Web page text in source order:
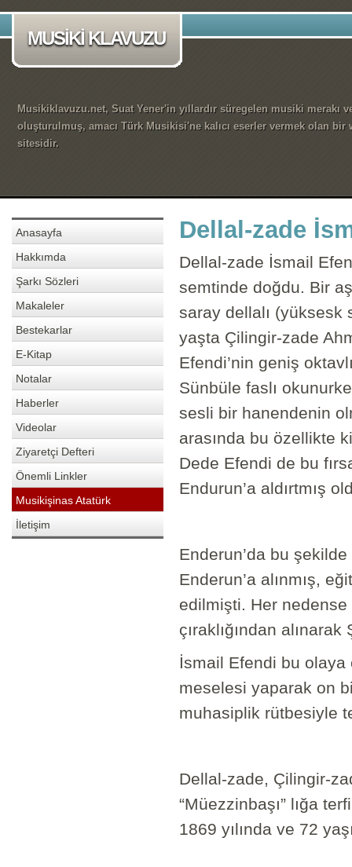
MUSİKİ KLAVUZU
Musikiklavuzu.net, Suat Yener'in yıllardır süregelen musiki merakı
oluşturulmuş, amacı Türk Musikisi'ne kalıcı eserler vermek olan bir
sitesidir.
Anasayfa
Hakkımda
Şarkı Sözleri
Makaleler
Bestekarlar
E-Kitap
Notalar
Haberler
Videolar
Ziyaretçi Defteri
Önemli Linkler
Musikişinas Atatürk
İletişim
Dellal-zade
Dellal-zade İsmail
semtinde doğdu. Bir
saray dellalı (yüksesk
yaşta Çilingir-zade
Efendi’nin geniş
Sünbüle faslı
sesli bir hanendenin
arasında bu özellikte
Dede Efendi de bu
Endurun’a aldırtmış
Enderun’da bu
Enderun’a alınmış,
edilmişti. Her
çıraklığından
İsmail Efendi bu olaya
meselesi yaparak on
muhasiplik rütbesiyle
Dellal-zade, Çilingir-
“Müezzinbaşı” lığa
1869 yılında ve 72